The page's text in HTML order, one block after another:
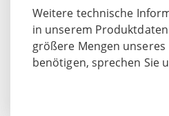
Weitere technische
in unserem
größere Mengen
benötigen, sprechen Sie